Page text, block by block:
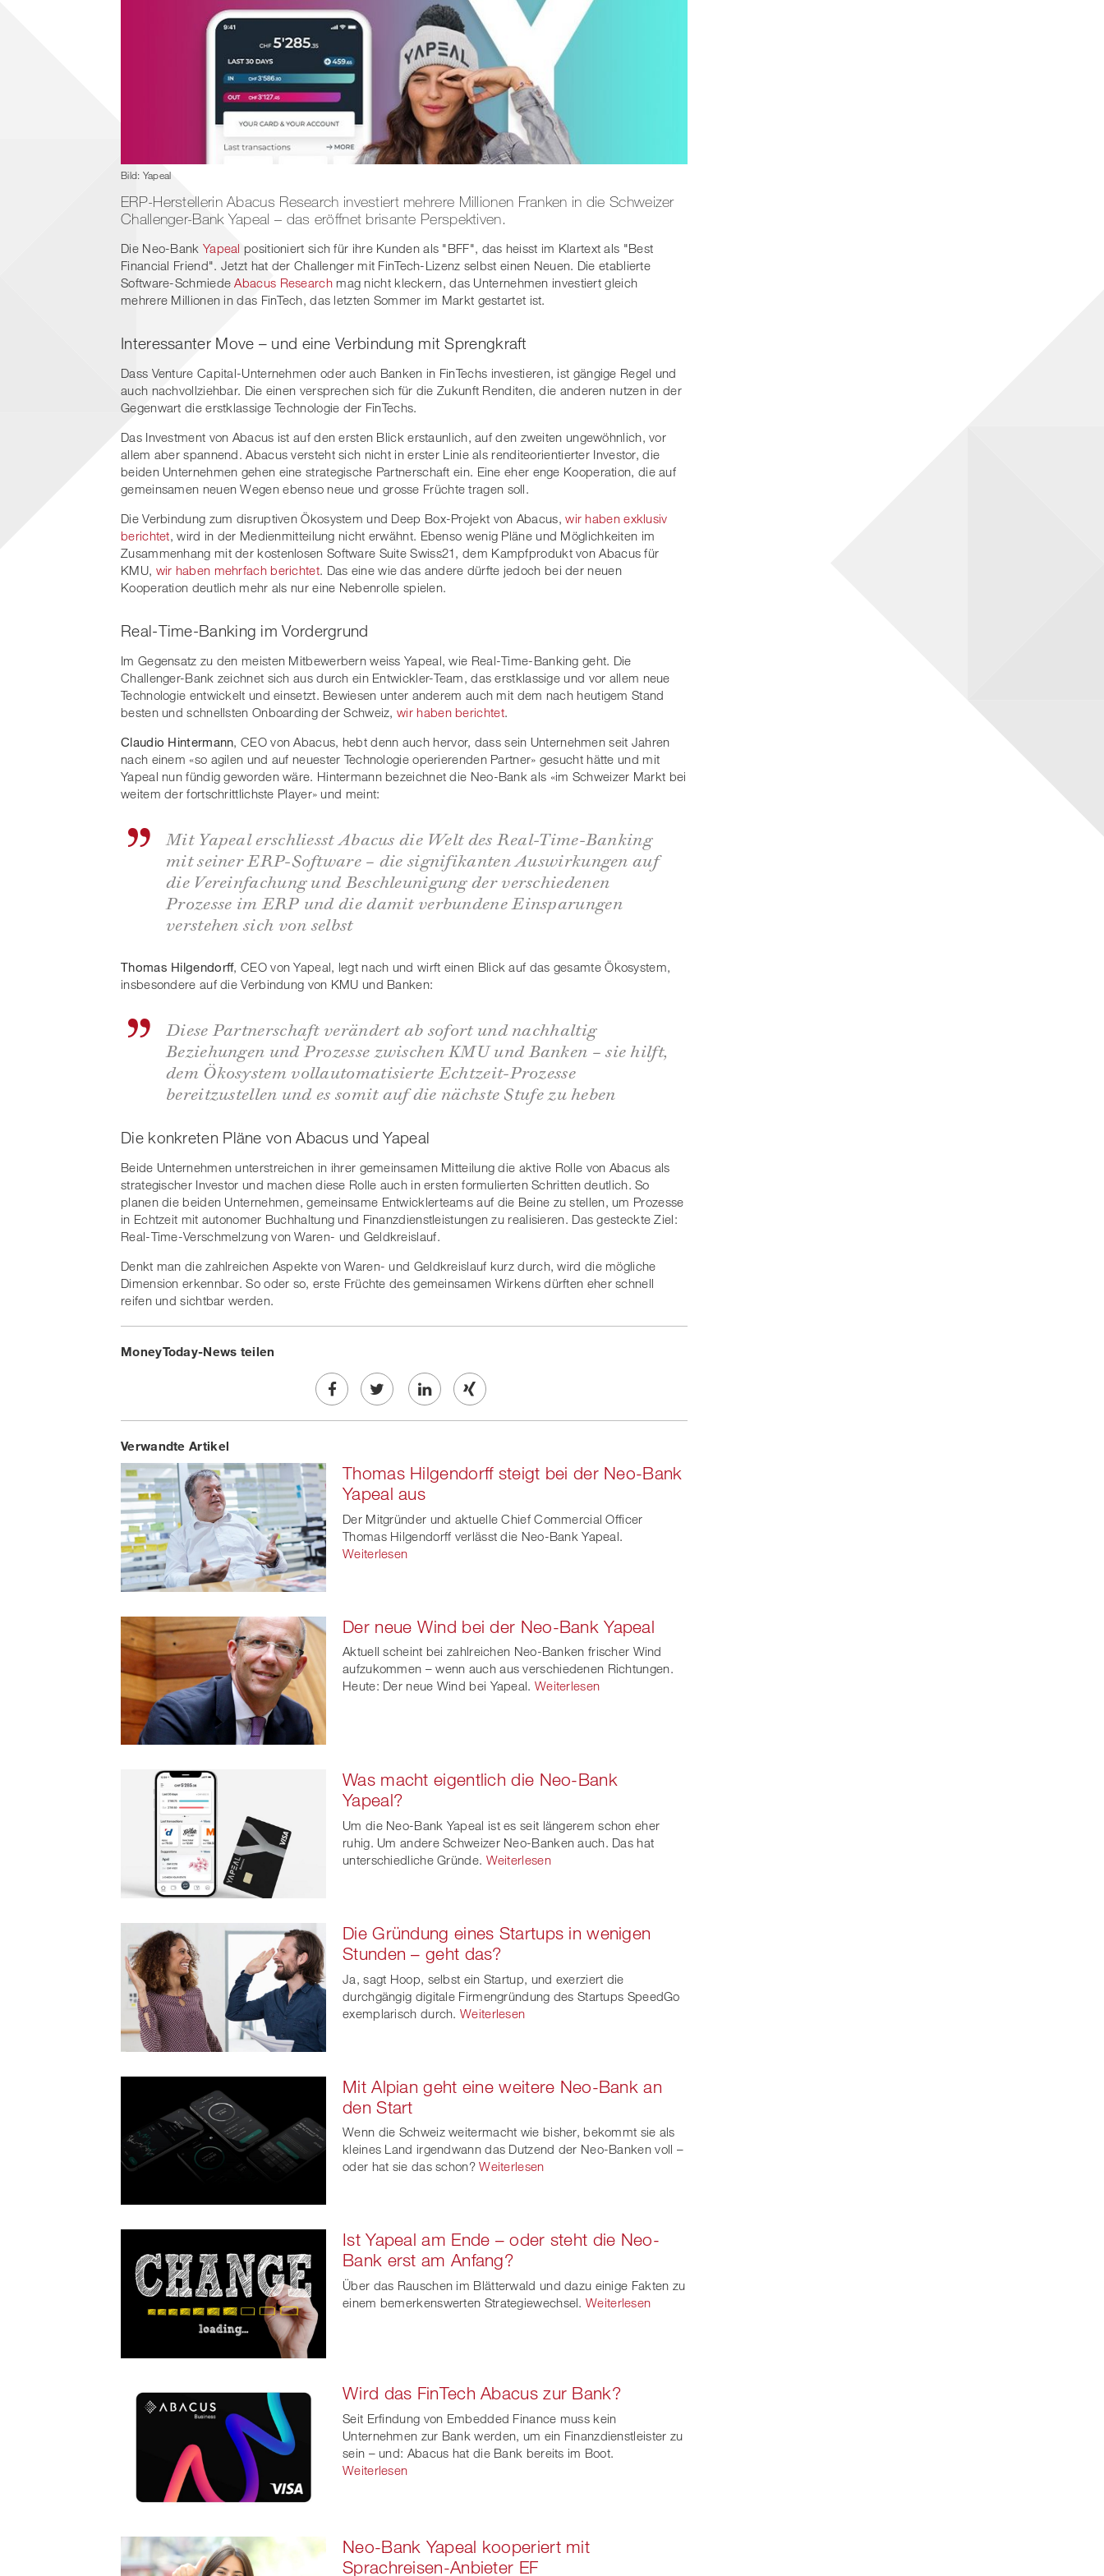
Bild: Yapeal
ERP-Herstellerin Abacus Research investiert mehrere Millionen Franken in die Schweizer
Challenger-Bank Yapeal – das eröffnet brisante Perspektiven.
Die Neo-Bank Yapeal positioniert sich für ihre Kunden als "BFF", das heisst im Klartext als "Best
Financial Friend". Jetzt hat der Challenger mit FinTech-Lizenz selbst einen Neuen. Die etablierte
Software-SchmiedeAbacus Researchmag nicht kleckern, das Unternehmen investiert gleich
mehrere Millionen in das FinTech, das letzten Sommer im Markt gestartet ist.
Interessanter Move – und eine Verbindung mit Sprengkraft
Dass Venture Capital-Unternehmen oder auch Banken in FinTechs investieren, ist gängige Regel und
auch nachvollziehbar. Die einen versprechen sich für die Zukunft Renditen, die anderen nutzen in der
Gegenwart die erstklassige Technologie der FinTechs.
Das Investment von Abacus ist auf den ersten Blick erstaunlich, auf den zweiten ungewöhnlich, vor
allem aber spannend. Abacus versteht sich nicht in erster Linie als renditeorientierter Investor, die
beiden Unternehmen gehen eine strategische Partnerschaft ein. Eine eher enge Kooperation, die auf
gemeinsamen neuen Wegen ebenso neue und grosse Früchte tragen soll.
Die Verbindung zum disruptiven Ökosystem und Deep Box-Projekt von Abacus,wir haben exklusiv
berichtet, wird in der Medienmitteilung nicht erwähnt. Ebenso wenig Pläne und Möglichkeiten im
Zusammenhang mit der kostenlosen Software Suite Swiss21, dem Kampfprodukt von Abacus für
KMU, wir haben mehrfach berichtet. Das eine wie das andere dürfte jedoch bei der neuen
Kooperation deutlich mehr als nur eine Nebenrolle spielen.
Real-Time-Banking im Vordergrund
Im Gegensatz zu den meisten Mitbewerbern weiss Yapeal, wie Real-Time-Banking geht. Die
Challenger-Bank zeichnet sich aus durch ein Entwickler-Team, das erstklassige und vor allem neue
Technologie entwickelt und einsetzt. Bewiesen unter anderem auch mit dem nach heutigem Stand
besten und schnellsten Onboarding der Schweiz,wir haben berichtet.
Claudio Hintermann, CEO von Abacus, hebt denn auch hervor, dass sein Unternehmen seit Jahren
nach einem «so agilen und auf neuester Technologie operierenden Partner» gesucht hätte und mit
Yapeal nun fündig geworden wäre. Hintermann bezeichnet die Neo-Bank als «im Schweizer Markt bei
weitem der fortschrittlichste Player» und meint:
Mit Yapeal erschliesst Abacus die Welt des Real-Time-Banking
mit seiner ERP-Software – die signifikanten Auswirkungen auf
die Vereinfachung und Beschleunigung der verschiedenen
Prozesse im ERP und die damit verbundene Einsparungen
verstehen sich von selbst
Thomas Hilgendorff, CEO von Yapeal, legt nach und wirft einen Blick auf das gesamte Ökosystem,
insbesondere auf die Verbindung von KMU und Banken:
Diese Partnerschaft verändert ab sofort und nachhaltig
Beziehungen und Prozesse zwischen KMU und Banken – sie hilft,
dem Ökosystem vollautomatisierte Echtzeit-Prozesse
bereitzustellen und es somit auf die nächste Stufe zu heben
Die konkreten Pläne von Abacus und Yapeal
Beide Unternehmen unterstreichen in ihrer gemeinsamen Mitteilung die aktive Rolle von Abacus als
strategischer Investor und machen diese Rolle auch in ersten formulierten Schritten deutlich. So
planen die beiden Unternehmen, gemeinsame Entwicklerteams auf die Beine zu stellen, um Prozesse
in Echtzeit mit autonomer Buchhaltung und Finanzdienstleistungen zu realisieren. Das gesteckte Ziel:
Real-Time-Verschmelzung von Waren- und Geldkreislauf.
Denkt man die zahlreichen Aspekte von Waren- und Geldkreislauf kurz durch, wird die mögliche
Dimension erkennbar. So oder so, erste Früchte des gemeinsamen Wirkens dürften eher schnell
reifen und sichtbar werden.
MoneyToday-News teilen
Share
Facebook
Twe
on
twitt
er
Share
linkedin
Share
Xing
Verwandte Artikel
Thomas Hilgendorff steigt bei der Neo-Bank
Yapeal aus
Der Mitgründer und aktuelle Chief Commercial Officer
Thomas Hilgendorff verlässt die Neo-Bank Yapeal.
Weiterlesen
Der neue Wind bei der Neo-Bank Yapeal
Aktuell scheint bei zahlreichen Neo-Banken frischer Wind
aufzukommen – wenn auch aus verschiedenen Richtungen.
Heute: Der neue Wind bei Yapeal. Weiterlesen
Was macht eigentlich die Neo-Bank
Yapeal?
Um die Neo-Bank Yapeal ist es seit längerem schon eher
ruhig. Um andere Schweizer Neo-Banken auch. Das hat
unterschiedliche Gründe. Weiterlesen
Die Gründung eines Startups in wenigen
Stunden – geht das?
Ja, sagt Hoop, selbst ein Startup, und exerziert die
durchgängig digitale Firmengründung des Startups SpeedGo
exemplarisch durch. Weiterlesen
Mit Alpian geht eine weitere Neo-Bank an
den Start
Wenn die Schweiz weitermacht wie bisher, bekommt sie als
kleines Land irgendwann das Dutzend der Neo-Banken voll –
oder hat sie das schon? Weiterlesen
Ist Yapeal am Ende – oder steht die Neo-
Bank erst am Anfang?
Über das Rauschen im Blätterwald und dazu einige Fakten zu
einem bemerkenswerten Strategiewechsel. Weiterlesen
Wird das FinTech Abacus zur Bank?
Seit Erfindung von Embedded Finance muss kein
Unternehmen zur Bank werden, um ein Finanzdienstleister zu
sein – und: Abacus hat die Bank bereits im Boot.
Weiterlesen
Neo-Bank Yapeal kooperiert mit
Sprachreisen-Anbieter EF